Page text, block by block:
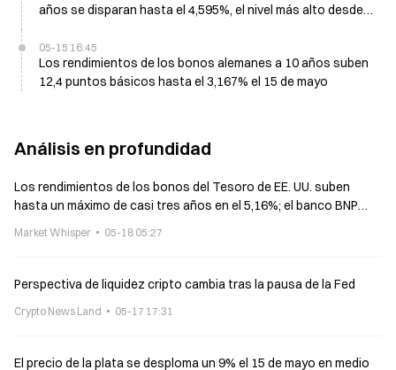
años se disparan hasta el 4,595%, el nivel más alto desde
05-15 16:45
Los rendimientos de los bonos alemanes a 10 años suben
12,4 puntos básicos hasta el 3,167% el 15 de mayo
Análisis en profundidad
Los rendimientos de los bonos del Tesoro de EE. UU. suben
hasta un máximo de casi tres años en el 5,16%; el banco BNP
Market Whisper 05-18 05:27
Perspectiva de liquidez cripto cambia tras la pausa de la Fed
Crypto News Land 05-17 17:31
El precio de la plata se desploma un 9% el 15 de mayo en medio